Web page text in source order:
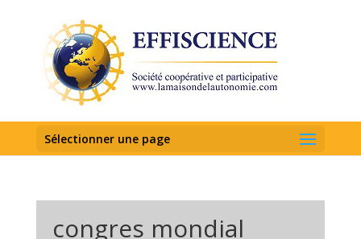
Sélectionner une page
congres mondial